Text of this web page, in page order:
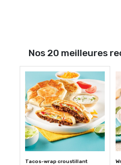
Nos 20 meilleures
Tacos-wrap croustillant